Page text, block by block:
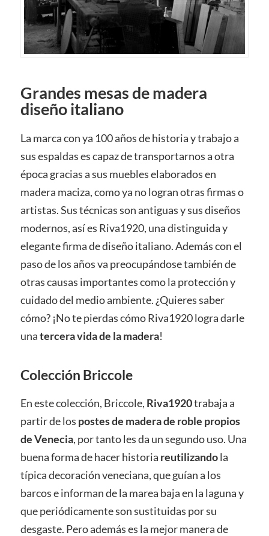
Grandes mesas de madera
diseño italiano
La marca con ya 100 años de historia y trabajo a
sus espaldas es capaz de transportarnos a otra
época gracias a sus muebles elaborados en
madera maciza, como ya no logran otras firmas o
artistas. Sus técnicas son antiguas y sus diseños
modernos, así es Riva1920, una distinguida y
elegante firma de diseño italiano. Además con el
paso de los años va preocupándose también de
otras causas importantes como la protección y
cuidado del medio ambiente. ¿Quieres saber
cómo? ¡No te pierdas cómo Riva1920 logra darle
unatercera vida de la madera!
Colección Briccole
En este colección, Briccole, Riva1920trabaja a
partir de los postes de madera de roble propios
de Venecia, por tanto les da un segundo uso. Una
buena forma de hacer historia reutilizandola
típica decoración veneciana, que guían a los
barcos e informan de la marea baja en la laguna y
que periódicamente son sustituidas por su
desgaste. Pero además es la mejor manera de